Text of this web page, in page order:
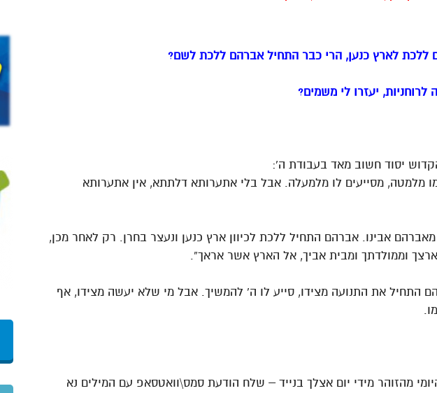
ללכת לארץ כנען, הרי כבר התחיל אברהם ללכת לשם?
יעזרו לי משמים?
יסוד חשוב מאד בעבודת ה’:
מלמטה, מסייעים לו מלמעלה. אבל בלי אתערותא דלתתא, אין אתערותא
מאברהם אבינו. אברהם התחיל ללכת לכיוון ארץ כנען ונעצר בחרן. רק לאחר מכן,
וממולדתך ומבית אביך, אל הארץ אשר אראך”.
התחיל את התנועה מצידו, סייע לו ה’ להמשיך. אבל מי שלא יעשה מצידו, אף
מהזוהר מידי יום אצלך בנייד – שלח הודעת סמס\וואטסאפ עם המילים נא